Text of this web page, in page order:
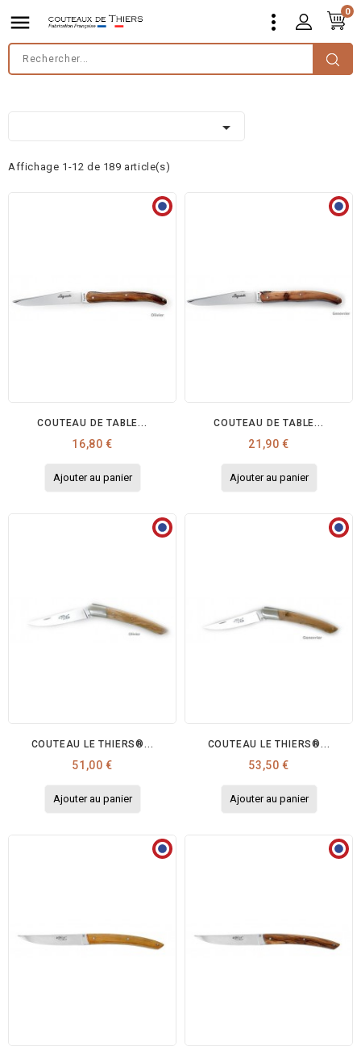
 0

Affichage 1-12 de 189 article(s)
COUTEAU DE TABLE...
Prix
16,80 €
Ajouter au panier
COUTEAU DE TABLE...
Prix
21,90 €
Ajouter au panier
COUTEAU LE THIERS®...
Prix
51,00 €
Ajouter au panier
COUTEAU LE THIERS®...
Prix
53,50 €
Ajouter au panier